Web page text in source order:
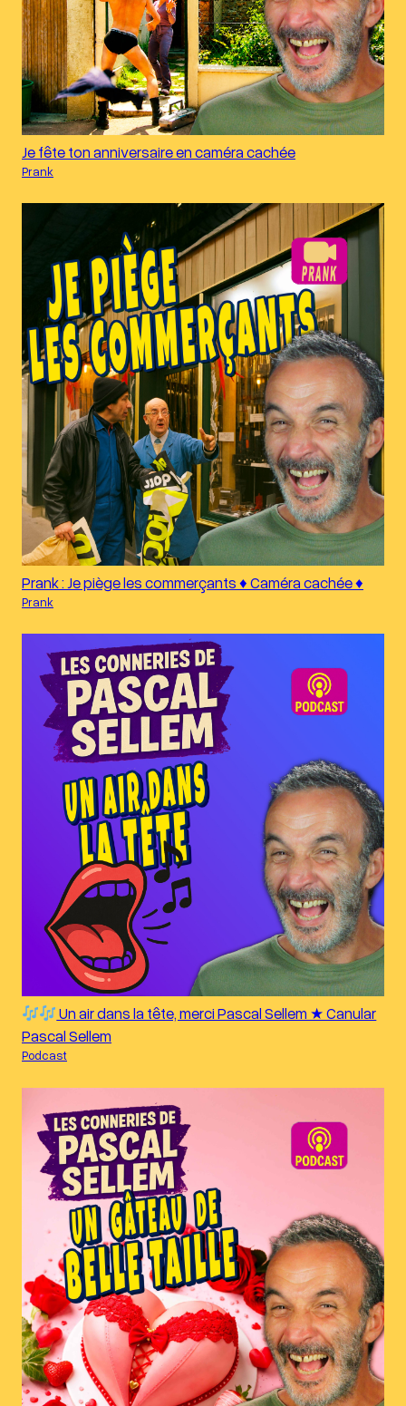
Je fête ton anniversaire en caméra cachée
Prank
Prank : Je piège les commerçants ♦︎ Caméra cachée ♦︎
Prank
Un air dans la tête, merci Pascal Sellem ★ Canular
Pascal Sellem
Podcast